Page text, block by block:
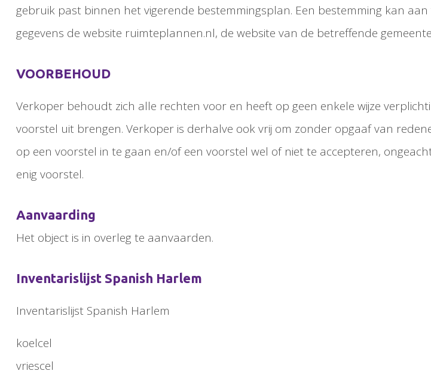
gebruik past binnen het vigerende bestemmingsplan. Een bestemming kan
gegevens de website ruimteplannen.nl, de website van de betreffende
VOORBEHOUD
Verkoper behoudt zich alle rechten voor en heeft op geen enkele wijze
voorstel uit brengen. Verkoper is derhalve ook vrij om zonder opgaaf van
op een voorstel in te gaan en/of een voorstel wel of niet te accepteren,
enig voorstel.
Aanvaarding
Het object is in overleg te aanvaarden.
Inventarislijst Spanish Harlem
Inventarislijst Spanish Harlem
koelcel
vriescel